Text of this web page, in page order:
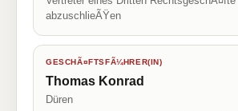
abzuschlieÃŸen
GESCHÃ¤FTSFÃ¼HRER(IN)
Thomas Konrad
Düren